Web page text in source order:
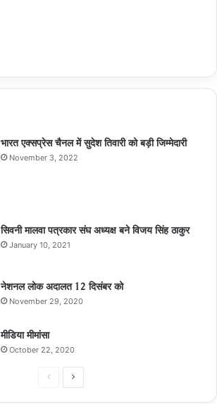
भारत एक्सप्रेस चैनल में सुदेश तिवारी को बड़ी जिम्मेदारी
November 3, 2022
सिवनी मालवा पत्रकार संघ अध्यक्ष बने विजय सिंह ठाकुर
January 10, 2021
नेशनल लोक अदालत 12 दिसंबर को
November 29, 2020
मीडिया मीमांसा
October 22, 2020
PreviousNext